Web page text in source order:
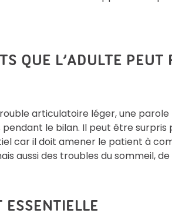
QUE L’ADULTE PEUT
articulatoire léger, une parole
le bilan. Il peut être surpris
car il doit amener le patient à
aussi des troubles du sommeil,
ESSENTIELLE